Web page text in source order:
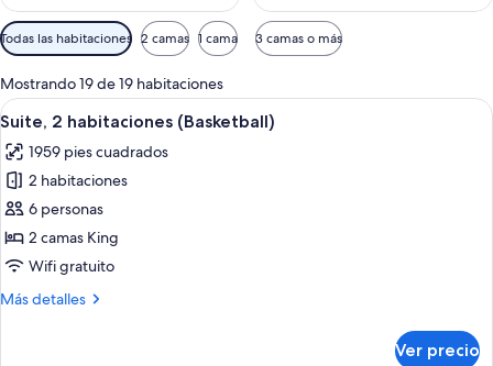
Filtros
disponibles
para
las
habitaciones
Todas las habitaciones 2 camas 1 cama 3 camas o más
Mostrando 19 de 19 habitaciones
Abrir
todas
las
fotos
de
Suite,
2
(Basketball)
Una cocina moderna con
10
Suite, 2 habitaciones (Basketball)
1959 pies cuadrados
2 habitaciones
6 personas
2 camas King
Wifi gratuito
Más detalles
Más
Ver precio